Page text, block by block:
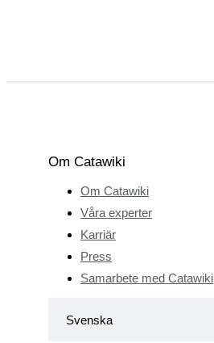
Om Catawiki
Om Catawiki
Våra experter
Karriär
Press
Samarbete med Catawiki